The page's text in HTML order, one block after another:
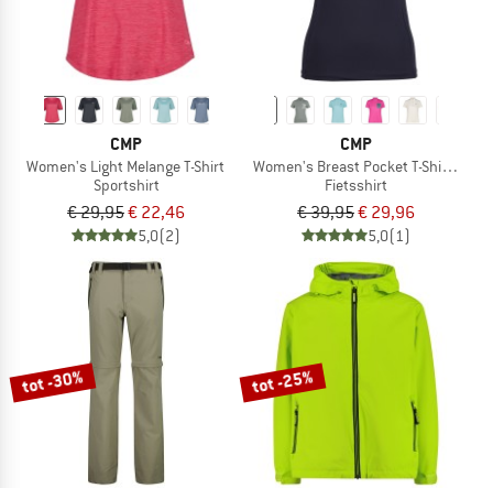
CMP
Women's Light Melange T-Shirt
Sportshirt
€ 29,95€ 22,46
5,0(2)
CMP
Women's Breast Pocket T-Shirt Free
Fietsshirt
€ 39,95€ 29,96
5,0(1)
tot -30% tot -25%